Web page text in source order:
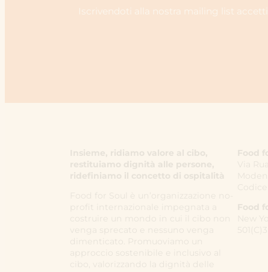
Iscrivendoti alla nostra mailing list
New